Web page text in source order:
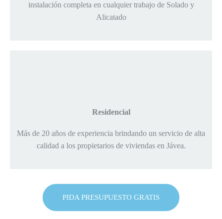
instalación completa en cualquier trabajo de Solado y
Alicatado
Residencial
Más de 20 años de experiencia brindando un servicio de alta
calidad a los propietarios de viviendas en Jávea.
PIDA PRESUPUESTO GRATIS